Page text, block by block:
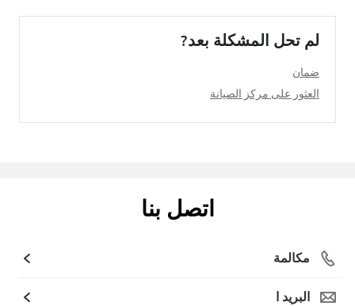
لم تحل المشكلة بعد?
ضمان
العثور على مركز الصيانة
اتصل بنا
مكالمة
البريد ا